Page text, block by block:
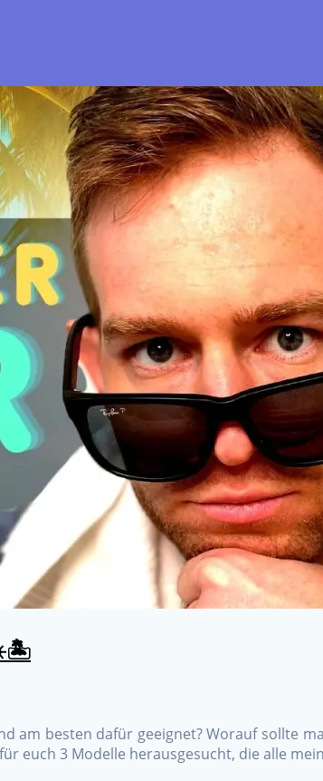
am besten dafür geeignet? Worauf sollte
euch 3 Modelle herausgesucht, die alle